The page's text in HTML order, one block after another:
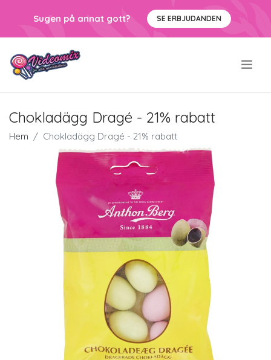
Sugen på annat gott? SE ERBJUDANDEN
Chokladägg Dragé - 21% rabatt
Hem Chokladägg Dragé - 21% rabatt